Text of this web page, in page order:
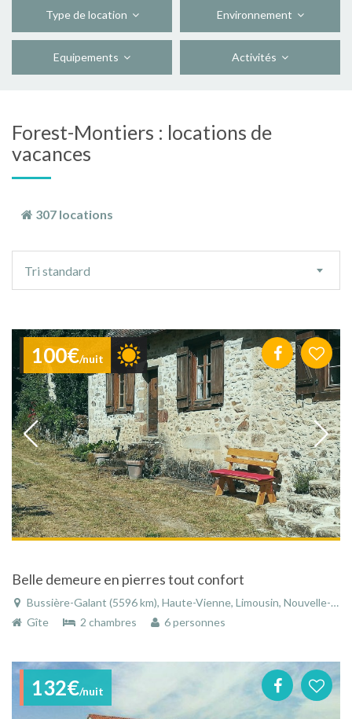
Type de location Environnement
Equipements Activités
Forest-Montiers : locations de
vacances
307 locations
tri
Tri standard
100€/nuit
Belle demeure en pierres tout confort
Bussière-Galant (5596 km), Haute-Vienne, Limousin, Nouvelle-Aquitaine, France
Gîte
2 chambres 6 personnes
132€/nuit